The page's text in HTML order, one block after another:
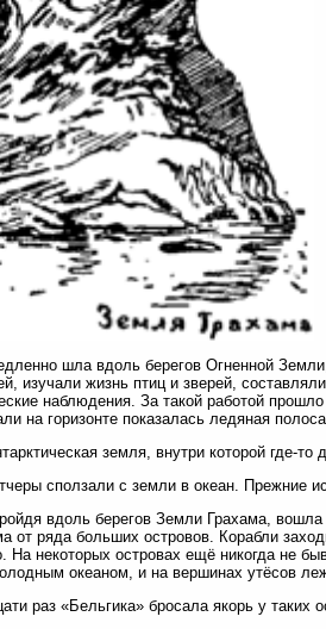
шла вдоль берегов Огненной
изучали жизнь птиц и зверей,
наблюдения. За такой работой
на горизонте показалась ледяная
земля, внутри которой где-
сползали с земли в океан. Прежние
вдоль берегов Земли Грахама,
от ряда больших островов. Корабли
На некоторых островах ещё никогда не
океаном, и на вершинах утёсов
раз «Бельгика» бросала якорь у таких